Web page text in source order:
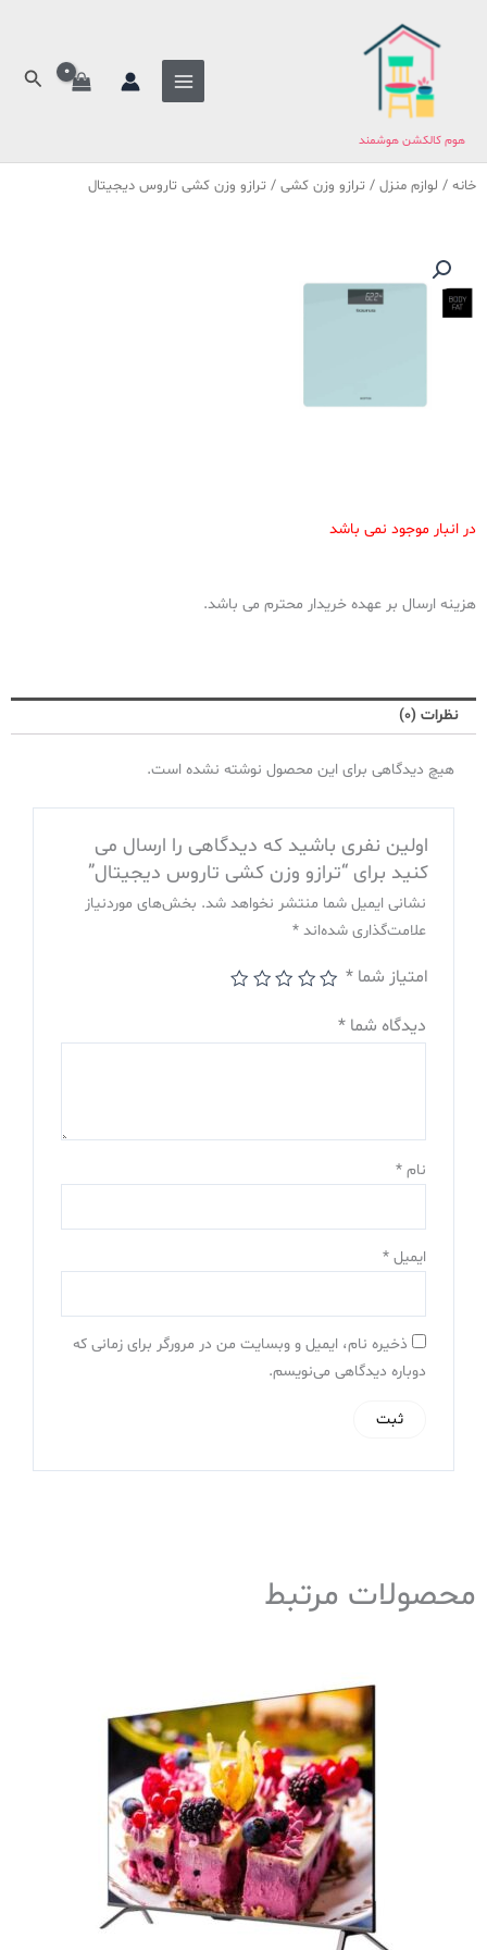
هوم کالکشن هوشمند
خانه / لوازم منزل / ترازو وزن کشی / ترازو وزن کشی تاروس دیجیتال
در انبار موجود نمی باشد
هزینه ارسال بر عهده خریدار محترم می باشد.
نظرات (0)
هیچ دیدگاهی برای این محصول نوشته نشده است.
اولین نفری باشید که دیدگاهی را ارسال می
کنید برای “ترازو وزن کشی تاروس دیجیتال”
نشانی ایمیل شما منتشر نخواهد شد. بخش‌های موردنیاز
علامت‌گذاری شده‌اند *
امتیاز شما *
دیدگاه شما *
نام *
ایمیل *
ذخیره نام، ایمیل و وبسایت من در مرورگر برای زمانی که
دوباره دیدگاهی می‌نویسم.
محصولات مرتبط